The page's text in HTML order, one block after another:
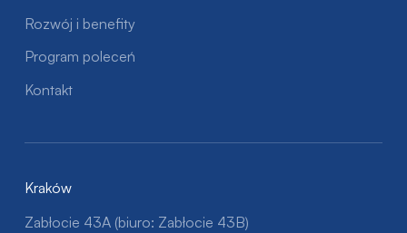
Rozwój i benefity
Program poleceń
Kontakt
Kraków
Zabłocie 43A (biuro: Zabłocie 43B)